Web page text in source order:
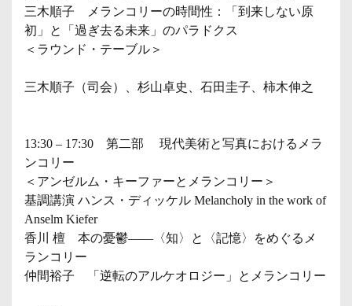
三木順子 メランコリーの時間性：「到来しない原
初」と「過ぎ去る未来」のパラドクス
＜ラウンド・テーブル＞
三木順子（司会）、杉山卓史、石田圭子、柿木伸之
13:30 – 17:30 第二部 現代美術と写真におけるメラ
ンコリー
＜アンゼルム・キーファーとメランコリー＞
基調講演 ハンス・ディッケル Melancholy in the work of
Anselm Kiefer
香川 檀 本の憂鬱——〈知〉と〈記憶〉をめぐるメ
ランコリー
仲間裕子 「逆転のアルケオロジー」とメランコリー